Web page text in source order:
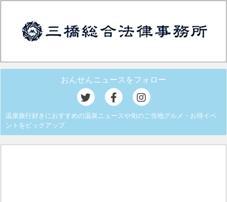
おんせんニュースをフォロー
温泉旅行好きにおすすめの温泉ニュースや旬のご当地グルメ・お得イベ
ントをピックアップ